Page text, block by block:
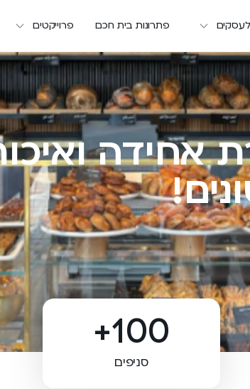
פתרונות בית חכם פרוייקטים
אחידה
100+
סניפים